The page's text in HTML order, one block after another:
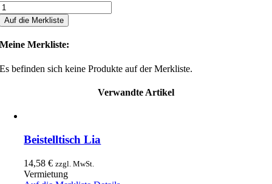
Auf die Merkliste
Meine Merkliste:
Es befinden sich keine Produkte auf der Merkliste.
Verwandte Artikel
Beistelltisch Lia
14,58€ zzgl. MwSt.
Vermietung